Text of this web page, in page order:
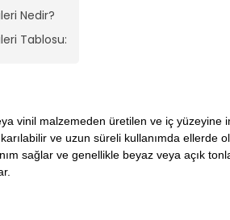
Nedir?
Tablosu:
vinil malzemeden üretilen ve iç
ve uzun süreli kullanımda ellerde
sağlar ve genellikle beyaz veya açık